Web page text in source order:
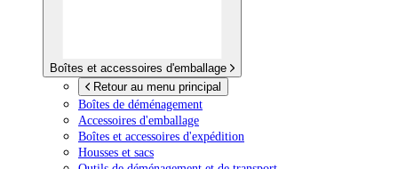
Boîtes et accessoires d'emballage
Retour au menu principal
Boîtes de déménagement
Accessoires d'emballage
Boîtes et accessoires d'expédition
Housses et sacs